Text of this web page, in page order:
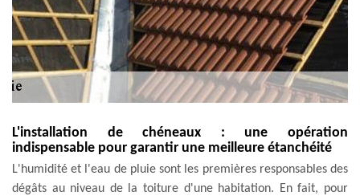
L'installation de chéneaux : une opération
indispensable pour garantir une meilleure étanchéité
L'humidité et l'eau de pluie sont les premières responsables des
dégâts au niveau de la toiture d'une habitation. En fait, pour